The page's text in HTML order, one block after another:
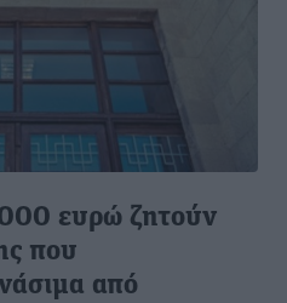
ευρώ ζητούν
που
από